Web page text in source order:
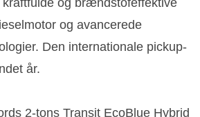
og avancerede
Den internationale pickup-
år.
2-tons Transit EcoBlue Hybrid